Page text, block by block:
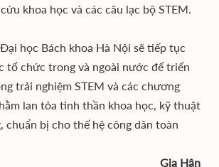
khoa học và các câu lạc bộ STEM.
học Bách khoa Hà Nội sẽ tiếp tục
tổ chức trong và ngoài nước để triển
trải nghiệm STEM và các chương
lan tỏa tinh thần khoa học, kỹ thuật
chuẩn bị cho thế hệ công dân toàn
Gia Hân